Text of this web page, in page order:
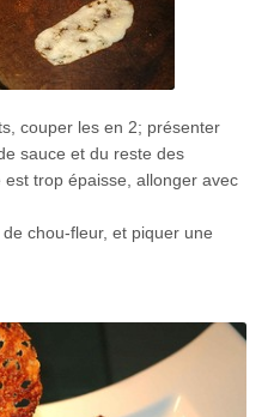
couper les en 2; présenter
sauce et du reste des
trop épaisse, allonger avec
chou-fleur, et piquer une